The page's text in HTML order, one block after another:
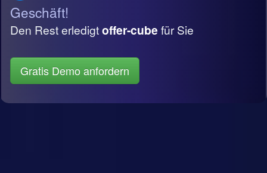
Geschäft!
Den Rest erledigtoffer-cube für Sie
Gratis Demo anfordern